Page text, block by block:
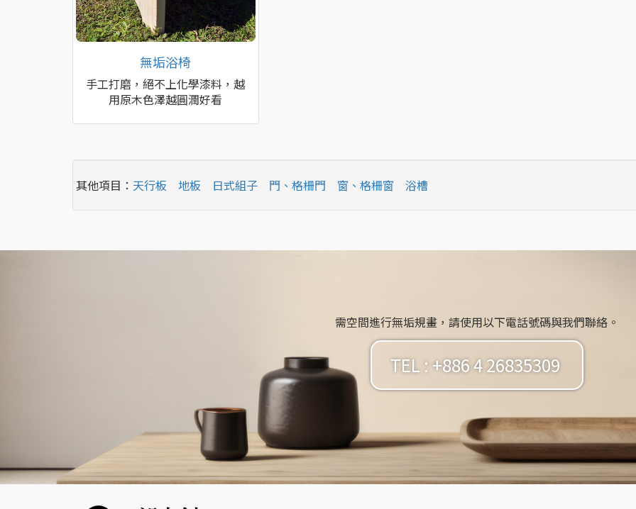
無垢浴椅
手工打磨，絕不上化學漆料，越
用原木色澤越圓潤好看
其他項目： 天行板 地板 日式組子 門、格柵門 窗、格柵窗 浴槽
需空間進行無垢規畫，請使用以下電話號碼與我們聯絡。
TEL : +886 4 26835309